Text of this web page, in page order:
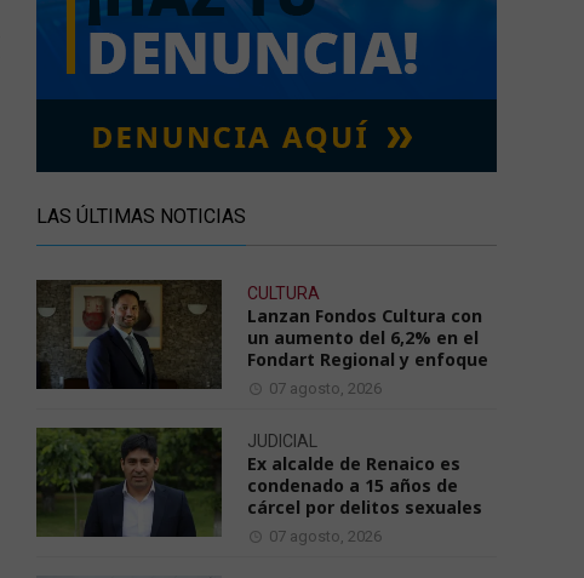
LAS ÚLTIMAS NOTICIAS
CULTURA
Lanzan Fondos Cultura con
un aumento del 6,2% en el
Fondart Regional y enfoque
07 agosto, 2026
JUDICIAL
Ex alcalde de Renaico es
condenado a 15 años de
cárcel por delitos sexuales
07 agosto, 2026